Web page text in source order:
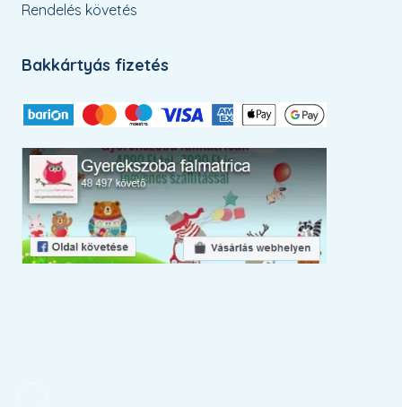
Rendelés követés
Bakkártyás fizetés